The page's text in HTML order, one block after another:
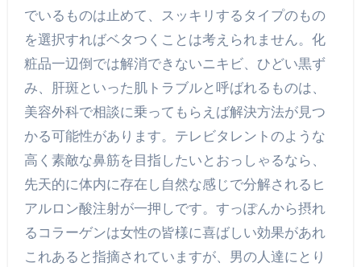
でいるものは止めて、スッキリするタイプのもの
を選択すればベタつくことは考えられません。化
粧品一辺倒では解消できないニキビ、ひどい黒ず
み、肝斑といった肌トラブルと呼ばれるものは、
美容外科で相談に乗ってもらえば解決方法が見つ
かる可能性があります。テレビタレントのような
高く素敵な鼻筋を目指したいとおっしゃるなら、
先天的に体内に存在し自然な感じで分解されるヒ
アルロン酸注射が一押しです。すっぽんから摂れ
るコラーゲンは女性の皆様に喜ばしい効果があれ
これあると指摘されていますが、男の人達にとり